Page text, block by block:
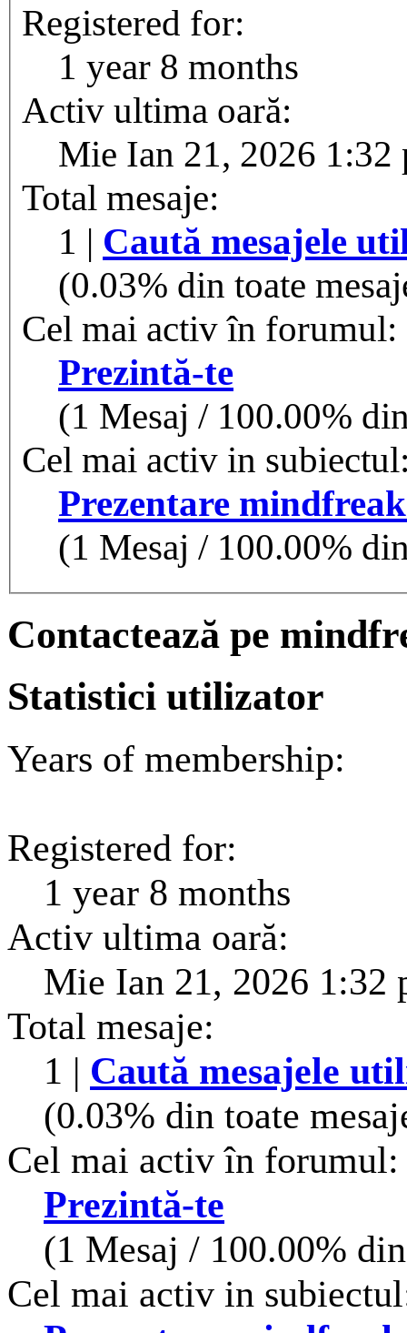
Registered for:
1 year 8 months
Activ ultima oară:
Mie Ian 21, 2026 1:32
Total mesaje:
1 | Caută mesajele
(0.03% din toate
Cel mai activ în forumul:
Prezintă-te
(1 Mesaj / 100.00%
Cel mai activ in
Prezentare
(1 Mesaj / 100.00%
Contactează pe
Statistici utilizator
Years of membership:
Registered for:
1 year 8 months
Activ ultima oară:
Mie Ian 21, 2026 1:32
Total mesaje:
1 | Caută mesajele
(0.03% din toate
Cel mai activ în forumul:
Prezintă-te
(1 Mesaj / 100.00%
Cel mai activ in